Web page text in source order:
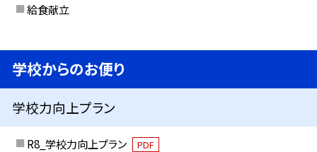
給食献立
学校からのお便り
学校力向上プラン
R8_学校力向上プラン PDF